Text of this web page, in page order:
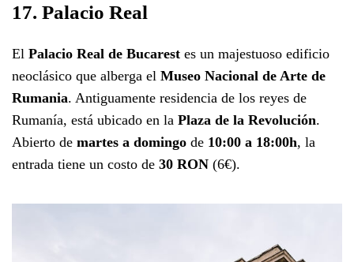
17. Palacio Real
El Palacio Real de Bucarest es un majestuoso edificio
neoclásico que alberga el Museo Nacional de Arte de
Rumania. Antiguamente residencia de los reyes de
Rumanía, está ubicado en la Plaza de la Revolución.
Abierto de martes a domingo de 10:00 a 18:00h, la
entrada tiene un costo de 30 RON (6€).